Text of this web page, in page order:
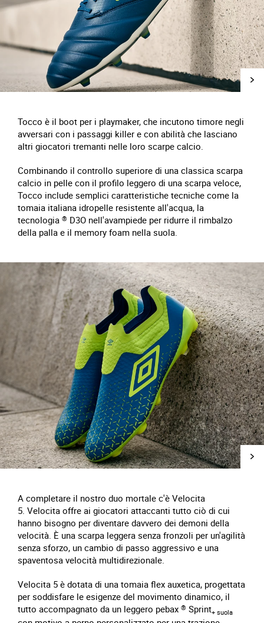
Tocco è il boot per i playmaker, che incutono timore negli
avversari con i passaggi killer e con abilità che lasciano
altri giocatori tremanti nelle loro scarpe calcio.
Combinando il controllo superiore di una classica scarpa
calcio in pelle con il profilo leggero di una scarpa veloce,
Tocco include semplici caratteristiche tecniche come la
tomaia italiana idropelle resistente all'acqua, la
tecnologia ® D3O nell'avampiede per ridurre il rimbalzo
della palla e il memory foam nella suola.
A completare il nostro duo mortale c'è Velocita
5. Velocita offre ai giocatori attaccanti tutto ciò di cui
hanno bisogno per diventare davvero dei demoni della
velocità. È una scarpa leggera senza fronzoli per un'agilità
senza sforzo, un cambio di passo aggressivo e una
spaventosa velocità multidirezionale.
Velocita 5 è dotata di una tomaia flex auxetica, progettata
per soddisfare le esigenze del movimento dinamico, il
tutto accompagnato da un leggero pebax ® Sprint+ suola